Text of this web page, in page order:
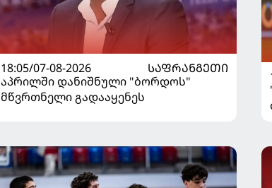
18:05/07-08-2026
ᲡᲐᲤᲠᲐᲜᲒᲔᲗᲘ
აპრილში დანიშნული "ბორდოს"
მწვრთნელი გადააყენეს